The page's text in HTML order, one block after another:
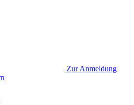
Zur Anmeldung